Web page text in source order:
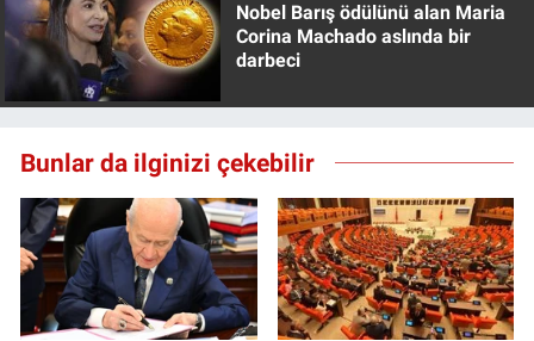
Nobel Barış ödülünü alan Maria
Corina Machado aslında bir
darbeci
Bunlar da ilginizi çekebilir